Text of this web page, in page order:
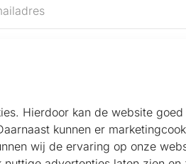
vragen
Hierdoor kan de website goed
kunnen er
wij de ervaring op onze